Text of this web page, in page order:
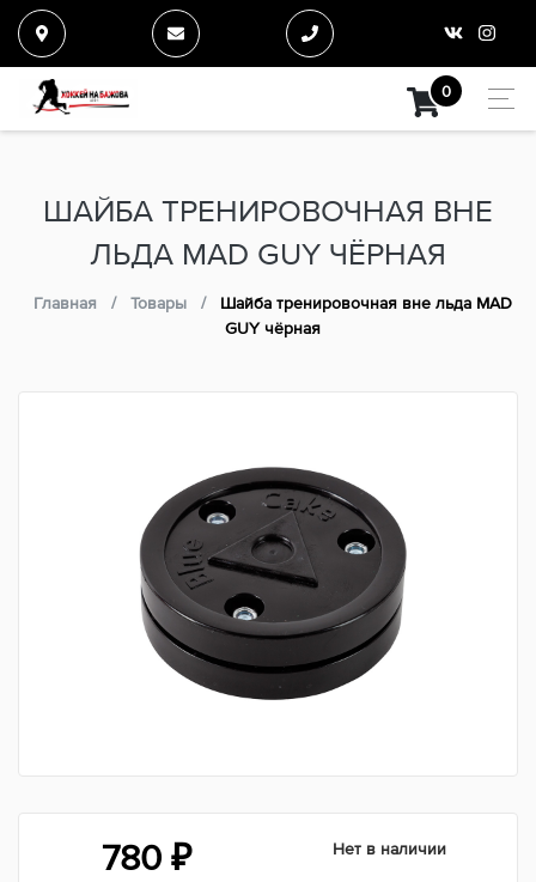
0
ШАЙБА ТРЕНИРОВОЧНАЯ ВНЕ
ЛЬДА MAD GUY ЧЁРНАЯ
Главная Товары
Шайба тренировочная вне льда MAD
GUY чёрная
780 ₽ Нет в наличии